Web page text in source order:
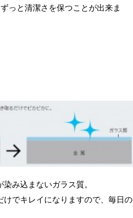
っと清潔さを保つことが出来ま
み込まないガラス質。
でキレイになりますので、毎日の